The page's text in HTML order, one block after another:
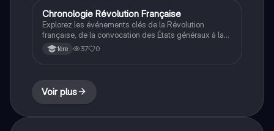
Histoire
Chronologie Révolution Française
Explorez les événements clés de la Révolution
française, de la convocation des États généraux à la
proclamation de la République. Ce résumé couvre les
dates importantes, les changements politiques, et les
pour les étudiants en histoire.
1ère 37 0
Voir plus